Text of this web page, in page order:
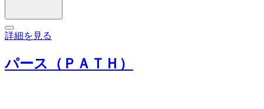
詳細を見る
パース（ＰＡＴＨ）